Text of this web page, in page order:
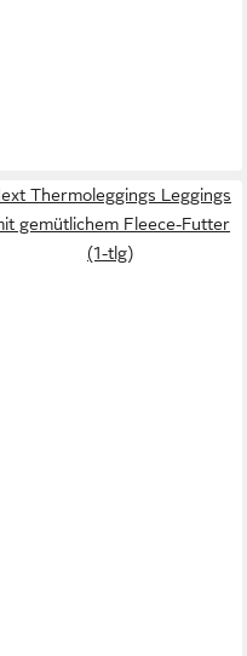
Thermoleggings Leggings
gemütlichem Fleece-Futter
(1-tlg)